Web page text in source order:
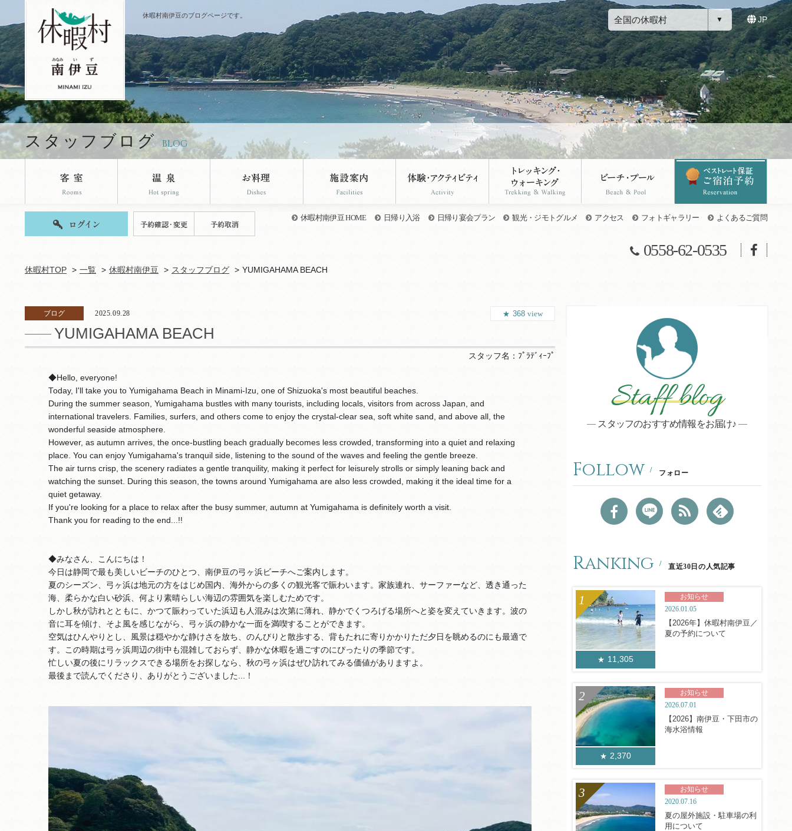
休暇村南伊豆のブログページです。 全国の休暇村 JP
スタッフブログ BLOG
休暇村南伊豆 HOME 日帰り入浴 日帰り宴会プラン 観光・ジモトグルメ アクセス フォトギャラリー よくあるご質問
0558-62-0535
休暇村TOP 一覧 休暇村南伊豆 スタッフブログ YUMIGAHAMA BEACH
ブログ 2025.09.28
YUMIGAHAMA BEACH
368 view
スタッフ名： ﾌﾟﾗﾃﾞｨｰﾌﾟ
◆Hello, everyone!
Today, I'll take you to Yumigahama Beach in Minami-Izu, one of Shizuoka's most beautiful beaches.
During the summer season, Yumigahama bustles with many tourists, including locals, visitors from across Japan, and
international travelers. Families, surfers, and others come to enjoy the crystal-clear sea, soft white sand, and above all, the
wonderful seaside atmosphere.
However, as autumn arrives, the once-bustling beach gradually becomes less crowded, transforming into a quiet and relaxing
place. You can enjoy Yumigahama's tranquil side, listening to the sound of the waves and feeling the gentle breeze.
The air turns crisp, the scenery radiates a gentle tranquility, making it perfect for leisurely strolls or simply leaning back and
watching the sunset. During this season, the towns around Yumigahama are also less crowded, making it the ideal time for a
quiet getaway.
If you're looking for a place to relax after the busy summer, autumn at Yumigahama is definitely worth a visit.
Thank you for reading to the end...!!
◆みなさん、こんにちは！
今日は静岡で最も美しいビーチのひとつ、南伊豆の弓ヶ浜ビーチへご案内します。
夏のシーズン、弓ヶ浜は地元の方をはじめ国内、海外からの多くの観光客で賑わいます。家族連れ、サーファーなど、透き通った
海、柔らかな白い砂浜、何より素晴らしい海辺の雰囲気を楽しむためです。
しかし秋が訪れとともに、かつて賑わっていた浜辺も人混みは次第に薄れ、静かでくつろげる場所へと姿を変えていきます。波の
音に耳を傾け、そよ風を感じながら、弓ヶ浜の静かな一面を満喫することができます。
空気はひんやりとし、風景は穏やかな静けさを放ち、のんびりと散歩する、背もたれに寄りかかりただ夕日を眺めるのにも最適で
す。この時期は弓ヶ浜周辺の街中も混雑しておらず、静かな休暇を過ごすのにぴったりの季節です。
忙しい夏の後にリラックスできる場所をお探しなら、秋の弓ヶ浜はぜひ訪れてみる価値がありますよ。
最後まで読んでくださり、ありがとうございました...！
Staff blog
スタッフのおすすめ情報をお届け♪
Follow フォロー
Ranking 直近30日の人気記事
11,305
お知らせ
2026.01.05
【2026年】休暇村南伊豆／
夏の予約について
2,370
お知らせ
2026.07.01
【2026】南伊豆・下田市の
海水浴情報
お知らせ
2020.07.16
夏の屋外施設・駐車場の利
用について